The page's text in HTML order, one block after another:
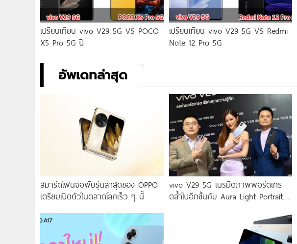
เปรียบเทียบ vivo V29 5G VS POCO
X5 Pro 5G ปี
เปรียบเทียบ vivo V29 5G VS Redmi
Note 12 Pro 5G
อัพเดทล่าสุด
สมาร์ตโฟนจอพับรุ่นล่าสุดของ OPPO
เตรียมเปิดตัวในตลาดโลกเร็ว ๆ นี้
vivo V29 5G เนรมิตภาพพอร์ตเทร
ตล้ำไปอีกขั้นกับ Aura Light Portrait